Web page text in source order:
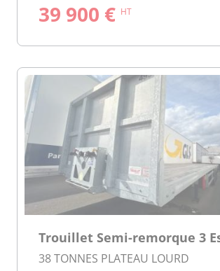
39 900 € HT
Trouillet Semi-remorque 3
38 TONNES PLATEAU LOURD